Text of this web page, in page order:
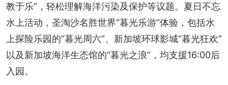
教于乐”，轻松理解海洋污染及保护等议题。夏日不忘
水上活动，圣淘沙名胜世界“暮光乐游”体验，包括水
上探险乐园的“暮光周六”、新加坡环球影城“暮光狂欢”
以及新加坡海洋生态馆的“暮光之浪”，均支援16:00后
入园。